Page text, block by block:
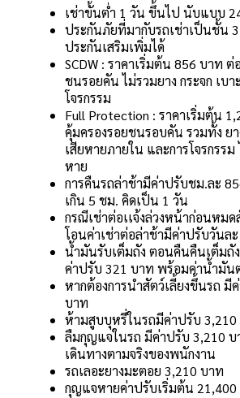
เช่าขั้นต่ำ 1 วัน ขึ้นไป นับแบบ
ประกันภัยที่มากับรถเช่าเป็นชั้น 3
ประกันเสริมเพิ่มได้
SCDW : ราคาเริ่มต้น 856 บาท
ชนรอยคัน ไม่รวมยาง กระจก เบา
โจรกรรม
Full Protection : ราคาเริ่มต้น
คุ้มครองรอยชนรอบคัน รวมทั้ง ยา
เสียหายภายใน และการโจรกรร
หาย
การคืนรถล่าช้ามีค่าปรับชม.ละ
เกิน 5 ชม. คิดเป็น 1 วัน
กรณีเช่าต่อเเจ้งล่วงหน้าก่อนหม
โอนค่าเช่าต่อล่าช้ามีค่าปรับวันล
น้ำมันรับเต็มถัง ตอนคืนคืนเต็มถั
ค่าปรับ 321 บาท พร้อมค่าน้ำมัน
หากต้องการนำสัตว์เลี้ยงขึ้นรถ มี
บาท
ห้ามสูบบุหรี่ในรถมีค่าปรับ 3,210
ลืมกุญแจในรถ มีค่าปรับ 3,210
เดินทางตามจริงของพนักงาน
รถเลอะยางมะตอย 3,210 บาท
กุญแจหายค่าปรับเริ่มต้น 21,400